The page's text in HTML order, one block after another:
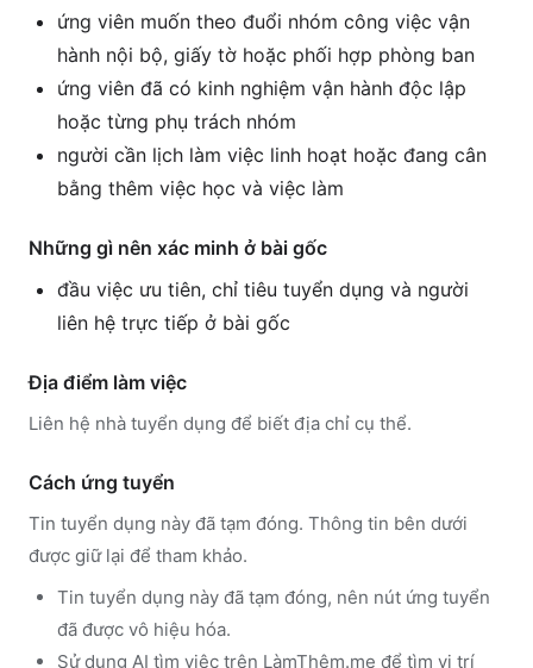
ứng viên muốn theo đuổi nhóm công việc vận
hành nội bộ, giấy tờ hoặc phối hợp phòng ban
ứng viên đã có kinh nghiệm vận hành độc lập
hoặc từng phụ trách nhóm
người cần lịch làm việc linh hoạt hoặc đang cân
bằng thêm việc học và việc làm
Những gì nên xác minh ở bài gốc
đầu việc ưu tiên, chỉ tiêu tuyển dụng và người
liên hệ trực tiếp ở bài gốc
Địa điểm làm việc
Liên hệ nhà tuyển dụng để biết địa chỉ cụ thể.
Cách ứng tuyển
Tin tuyển dụng này đã tạm đóng. Thông tin bên dưới
được giữ lại để tham khảo.
Tin tuyển dụng này đã tạm đóng, nên nút ứng tuyển
đã được vô hiệu hóa.
Sử dụng AI tìm việc trên LàmThêm.me để tìm vị trí